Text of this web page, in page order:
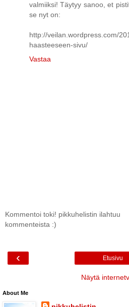
valmiiksi! Täytyy sanoo, et
se nyt on:
http://veilan.wordpress.com/
haasteeseen-sivu/
Vastaa
Kommentoi toki! pikkuhelistin ilahtuu
kommenteista :)
‹ Etusivu
Näytä
About Me